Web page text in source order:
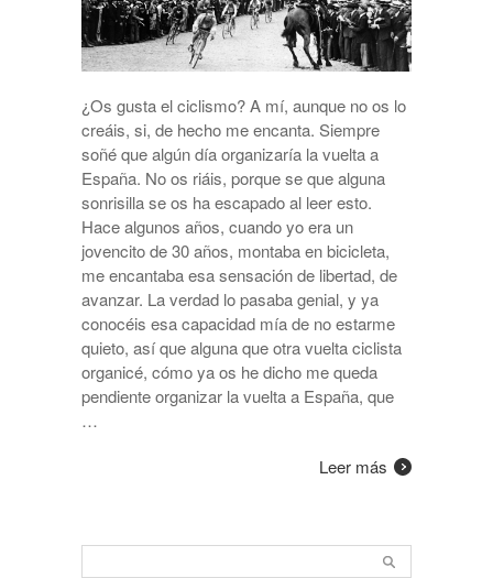
¿Os gusta el ciclismo? A mí, aunque no os lo
creáis, si, de hecho me encanta. Siempre
soñé que algún día organizaría la vuelta a
España. No os riáis, porque se que alguna
sonrisilla se os ha escapado al leer esto.
Hace algunos años, cuando yo era un
jovencito de 30 años, montaba en bicicleta,
me encantaba esa sensación de libertad, de
avanzar. La verdad lo pasaba genial, y ya
conocéis esa capacidad mía de no estarme
quieto, así que alguna que otra vuelta ciclista
organicé, cómo ya os he dicho me queda
pendiente organizar la vuelta a España, que
…
Leer más